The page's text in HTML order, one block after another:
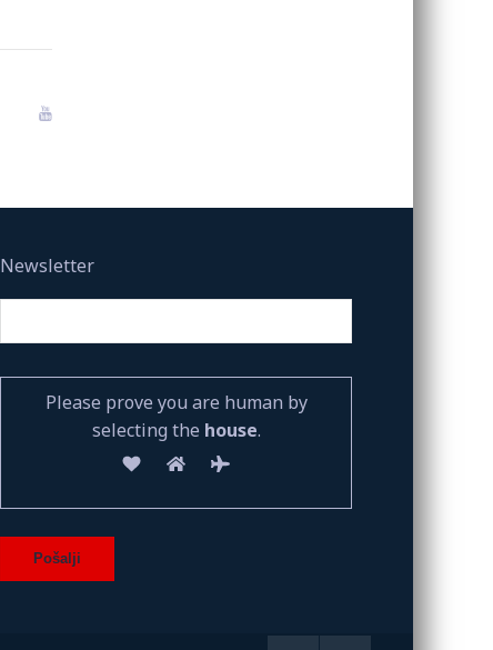
Newsletter
Please prove you are human by
selecting the house.